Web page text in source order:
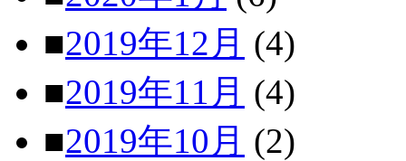
■2019年12月 (4)
■2019年11月 (4)
■2019年10月 (2)